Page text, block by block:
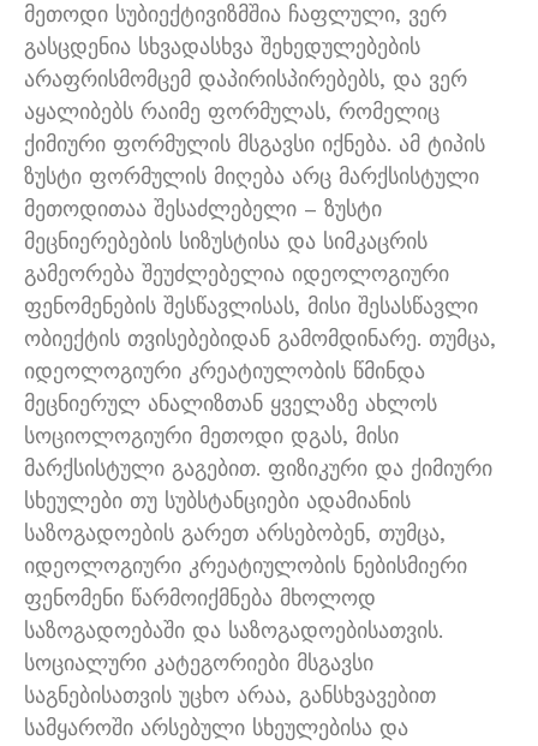
მეთოდი სუბიექტივიზმშია ჩაფლული, ვერ
გასცდენია სხვადასხვა შეხედულებების
არაფრისმომცემ დაპირისპირებებს, და ვერ
აყალიბებს რაიმე ფორმულას, რომელიც
ქიმიური ფორმულის მსგავსი იქნება. ამ ტიპის
ზუსტი ფორმულის მიღება არც მარქსისტული
მეთოდითაა შესაძლებელი – ზუსტი
მეცნიერებების სიზუსტისა და სიმკაცრის
გამეორება შეუძლებელია იდეოლოგიური
ფენომენების შესწავლისას, მისი შესასწავლი
ობიექტის თვისებებიდან გამომდინარე. თუმცა,
იდეოლოგიური კრეატიულობის წმინდა
მეცნიერულ ანალიზთან ყველაზე ახლოს
სოციოლოგიური მეთოდი დგას, მისი
მარქსისტული გაგებით. ფიზიკური და ქიმიური
სხეულები თუ სუბსტანციები ადამიანის
საზოგადოების გარეთ არსებობენ, თუმცა,
იდეოლოგიური კრეატიულობის ნებისმიერი
ფენომენი წარმოიქმნება მხოლოდ
საზოგადოებაში და საზოგადოებისათვის.
სოციალური კატეგორიები მსგავსი
საგნებისათვის უცხო არაა, განსხვავებით
სამყაროში არსებული სხეულებისა და